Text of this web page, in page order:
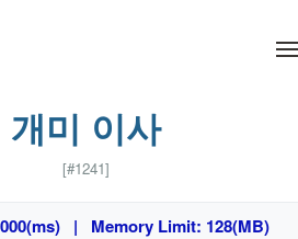
개미 이사
[#1241]
| Memory Limit: 128(MB)